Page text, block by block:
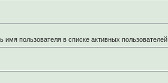
пользователя в списке активных пользователей.